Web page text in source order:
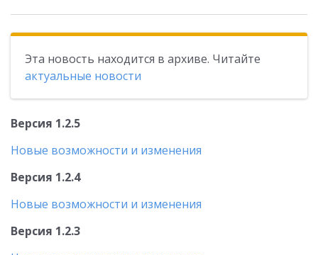
Эта новость находится в архиве. Читайте
актуальные новости
Версия 1.2.5
Новые возможности и изменения
Версия 1.2.4
Новые возможности и изменения
Версия 1.2.3